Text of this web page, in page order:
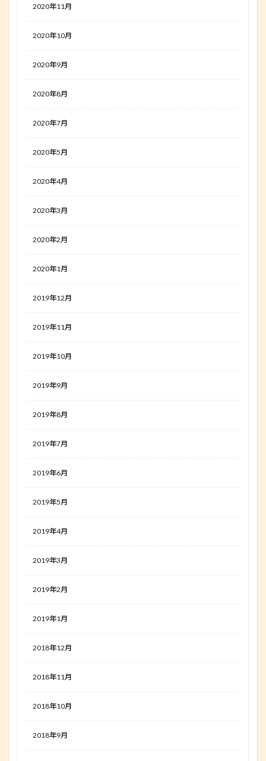
2020年11月
2020年10月
2020年9月
2020年8月
2020年7月
2020年5月
2020年4月
2020年3月
2020年2月
2020年1月
2019年12月
2019年11月
2019年10月
2019年9月
2019年8月
2019年7月
2019年6月
2019年5月
2019年4月
2019年3月
2019年2月
2019年1月
2018年12月
2018年11月
2018年10月
2018年9月